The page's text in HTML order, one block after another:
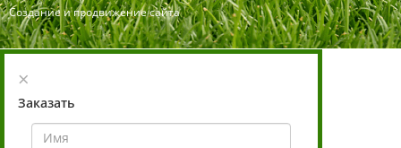
Создание и продвижение сайта
×
Заказать